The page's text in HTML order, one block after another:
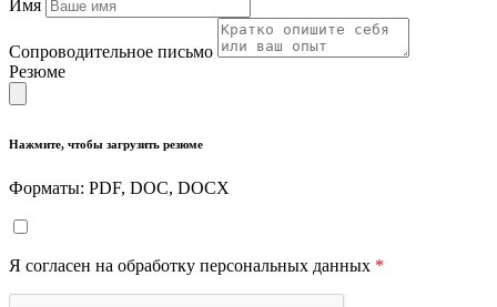
Имя
Сопроводительное письмо
Резюме
Нажмите, чтобы загрузить резюме
Форматы: PDF, DOC, DOCX
Я согласен на обработку персональных данных *